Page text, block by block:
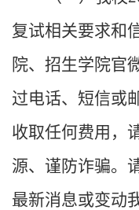
复试相关要求和
院、招生学院官
过电话、短信或
收取任何费用，
源、谨防诈骗。
最新消息或变动